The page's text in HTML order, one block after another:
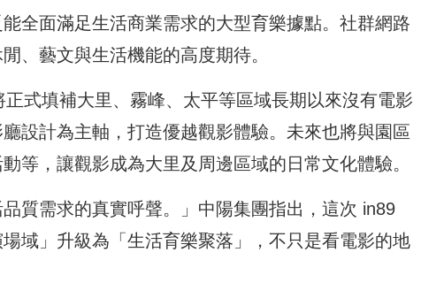
全面滿足生活商業需求的大型育樂據點。 社群網路
、 藝文與生活機能的高度期待。
式填補大里、霧峰、 太平等區域長期以來沒有電影
設計為主軸，打造優越觀影體驗。 未來也將與園區
等， 讓觀影成為大里及周邊區域的日常文化體驗。
質需求的真實呼聲。」 中陽集團指出，這次 in89
域」升級為「 生活育樂聚落」，不只是看電影的地